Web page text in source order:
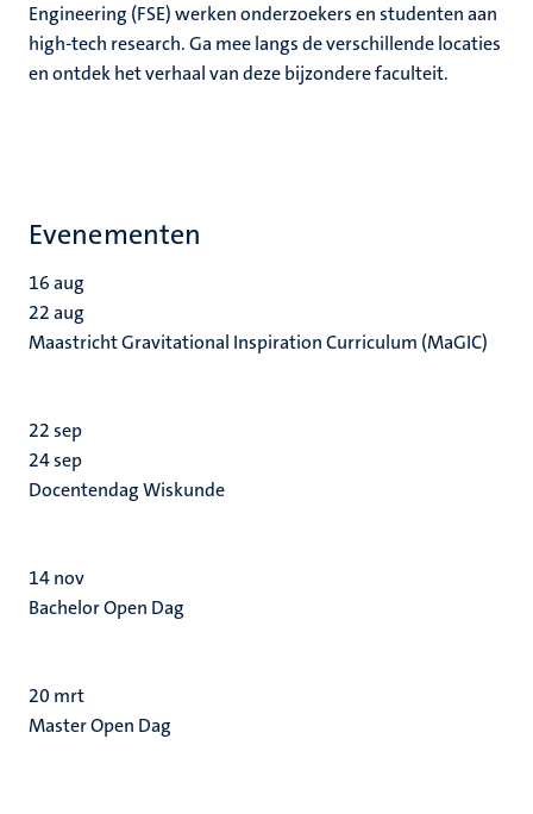
Engineering (FSE) werken onderzoekers en studenten aan
high-tech research. Ga mee langs de verschillende locaties
en ontdek het verhaal van deze bijzondere faculteit.
Evenementen
16aug
22aug
Maastricht Gravitational Inspiration Curriculum (MaGIC)
22sep
24sep
Docentendag Wiskunde
14nov
Bachelor Open Dag
20 mrt
Master Open Dag